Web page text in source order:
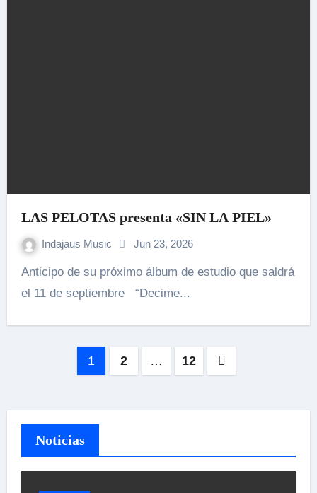
LAS PELOTAS presenta «SIN LA PIEL»
Indajaus Music Jun 23, 2026
Anticipo de su próximo álbum de estudio que saldrá
el 11 de septiembre “Decime...
Paginación
entradas
1 2 … 12
Noticias